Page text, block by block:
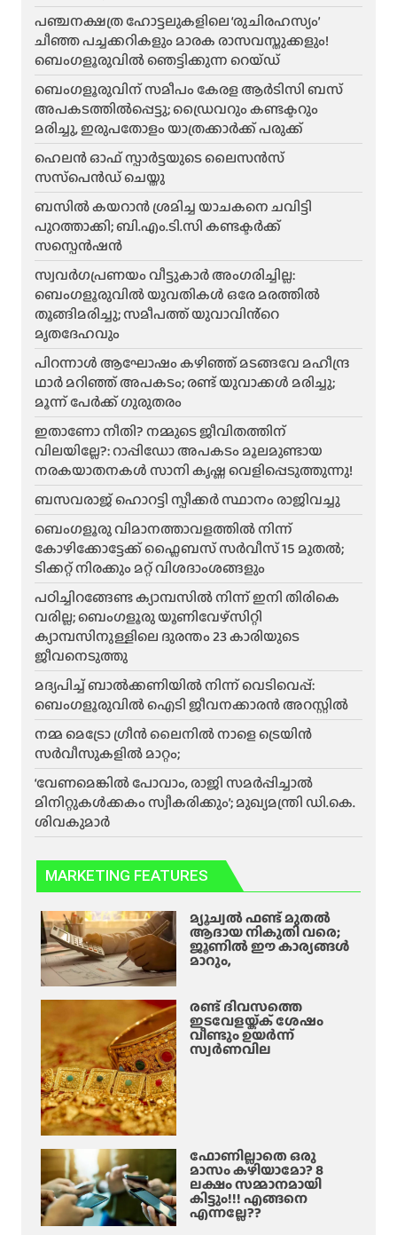
പഞ്ചനക്ഷത്ര ഹോട്ടലുകളിലെ ‘രുചിരഹസ്യം’
ചീഞ്ഞ പച്ചക്കറികളും മാരക രാസവസ്തുക്കളും!
ബെംഗളൂരുവിൽ ഞെട്ടിക്കുന്ന റെയ്ഡ്
ബെംഗളൂരുവിന് സമീപം കേരള ആർടിസി ബസ്
അപകടത്തിൽപ്പെട്ടു; ഡ്രൈവറും കണ്ടക്ടറും
മരിച്ചു, ഇരുപതോളം യാത്രക്കാർക്ക് പരുക്ക്
ഹെലന്‍ ഓഫ് സ്പാര്‍ട്ടയുടെ ലൈസന്‍സ്
സസ്‌പെന്‍ഡ് ചെയ്തു
ബസിൽ കയറാൻ ശ്രമിച്ച യാചകനെ ചവിട്ടി
പുറത്താക്കി; ബി.എം.ടി.സി കണ്ടക്ടർക്ക്
സസ്പെൻഷൻ
സ്വവർഗപ്രണയം വീട്ടുകാർ അംഗരിച്ചില്ല:
ബെംഗളൂരുവിൽ യുവതികൾ ഒരേ മരത്തിൽ
തൂങ്ങിമരിച്ചു; സമീപത്ത് യുവാവിൻ്റെ
മൃതദേഹവും
പിറന്നാൾ ആഘോഷം കഴിഞ്ഞ് മടങ്ങവേ മഹീന്ദ്ര
ഥാർ മറിഞ്ഞ് അപകടം; രണ്ട് യുവാക്കൾ മരിച്ചു;
മൂന്ന് പേർക്ക് ഗുരുതരം
ഇതാണോ നീതി? നമ്മുടെ ജീവിതത്തിന്
വിലയില്ലേ?: റാപ്പിഡോ അപകടം മൂലമുണ്ടായ
നരകയാതനകൾ സാനി കൃഷ്ണ വെളിപ്പെടുത്തുന്നു!
ബസവരാജ് ഹൊറട്ടി സ്പീക്കർ സ്ഥാനം രാജിവച്ചു
ബെംഗളൂരു വിമാനത്താവളത്തിൽ നിന്ന്
കോഴിക്കോട്ടേക്ക് ഫ്ലൈബസ് സർവീസ് 15 മുതൽ;
ടിക്കറ്റ് നിരക്കും മറ്റ് വിശദാംശങ്ങളും
പഠിച്ചിറങ്ങേണ്ട ക്യാമ്പസിൽ നിന്ന് ഇനി തിരികെ
വരില്ല; ബെംഗളൂരു യൂണിവേഴ്സിറ്റി
ക്യാമ്പസിനുള്ളിലെ ദുരന്തം 23 കാരിയുടെ
ജീവനെടുത്തു
മദ്യപിച്ച് ബാൽക്കണിയിൽ നിന്ന് വെടിവെപ്പ്:
ബെംഗളൂരുവിൽ ഐടി ജീവനക്കാരൻ അറസ്റ്റിൽ
നമ്മ മെട്രോ ഗ്രീൻ ലൈനിൽ നാളെ ട്രെയിൻ
സർവീസുകളിൽ മാറ്റം;
‘വേണമെങ്കിൽ പോവാം, രാജി സമർപ്പിച്ചാൽ
മിനിറ്റുകൾക്കകം സ്വീകരിക്കും’; മുഖ്യമന്ത്രി ഡി.കെ.
ശിവകുമാർ
MARKETING FEATURES
മ്യൂച്വൽ ഫണ്ട് മുതൽ
ആദായ നികുതി വരെ;
ജൂണിൽ ഈ കാര്യങ്ങൾ
മാറും,
രണ്ട് ദിവസത്തെ
ഇടവേളയ്ക്ക് ശേഷം
വീണ്ടും ഉയർന്ന്
സ്വർണവില
ഫോണില്ലാതെ ഒരു
മാസം കഴിയാമോ? 8
ലക്ഷം സമ്മാനമായി
കിട്ടും!!! എങ്ങനെ
എന്നല്ലേ??